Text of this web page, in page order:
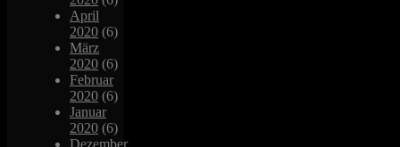
April
2020 (6)
März
2020 (6)
Februar
2020 (6)
Januar
2020 (6)